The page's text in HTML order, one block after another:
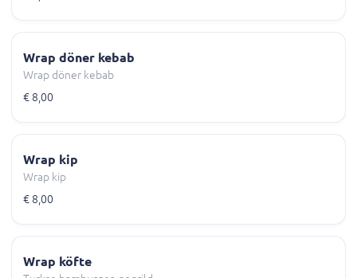
Wrap döner kebab
Wrap döner kebab
€ 8,00
Wrap kip
Wrap kip
€ 8,00
Wrap köfte